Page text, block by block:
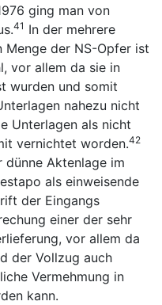
ging man von
41 In der mehrere
Menge der NS-Opfer ist
vor allem da sie in
wurden und somit
nahezu nicht
Unterlagen als nicht
vernichtet worden.42
dünne Aktenlage im
als einweisende
der Eingangs
einer der sehr
vor allem da
der Vollzug auch
Vermehmung in
kann.